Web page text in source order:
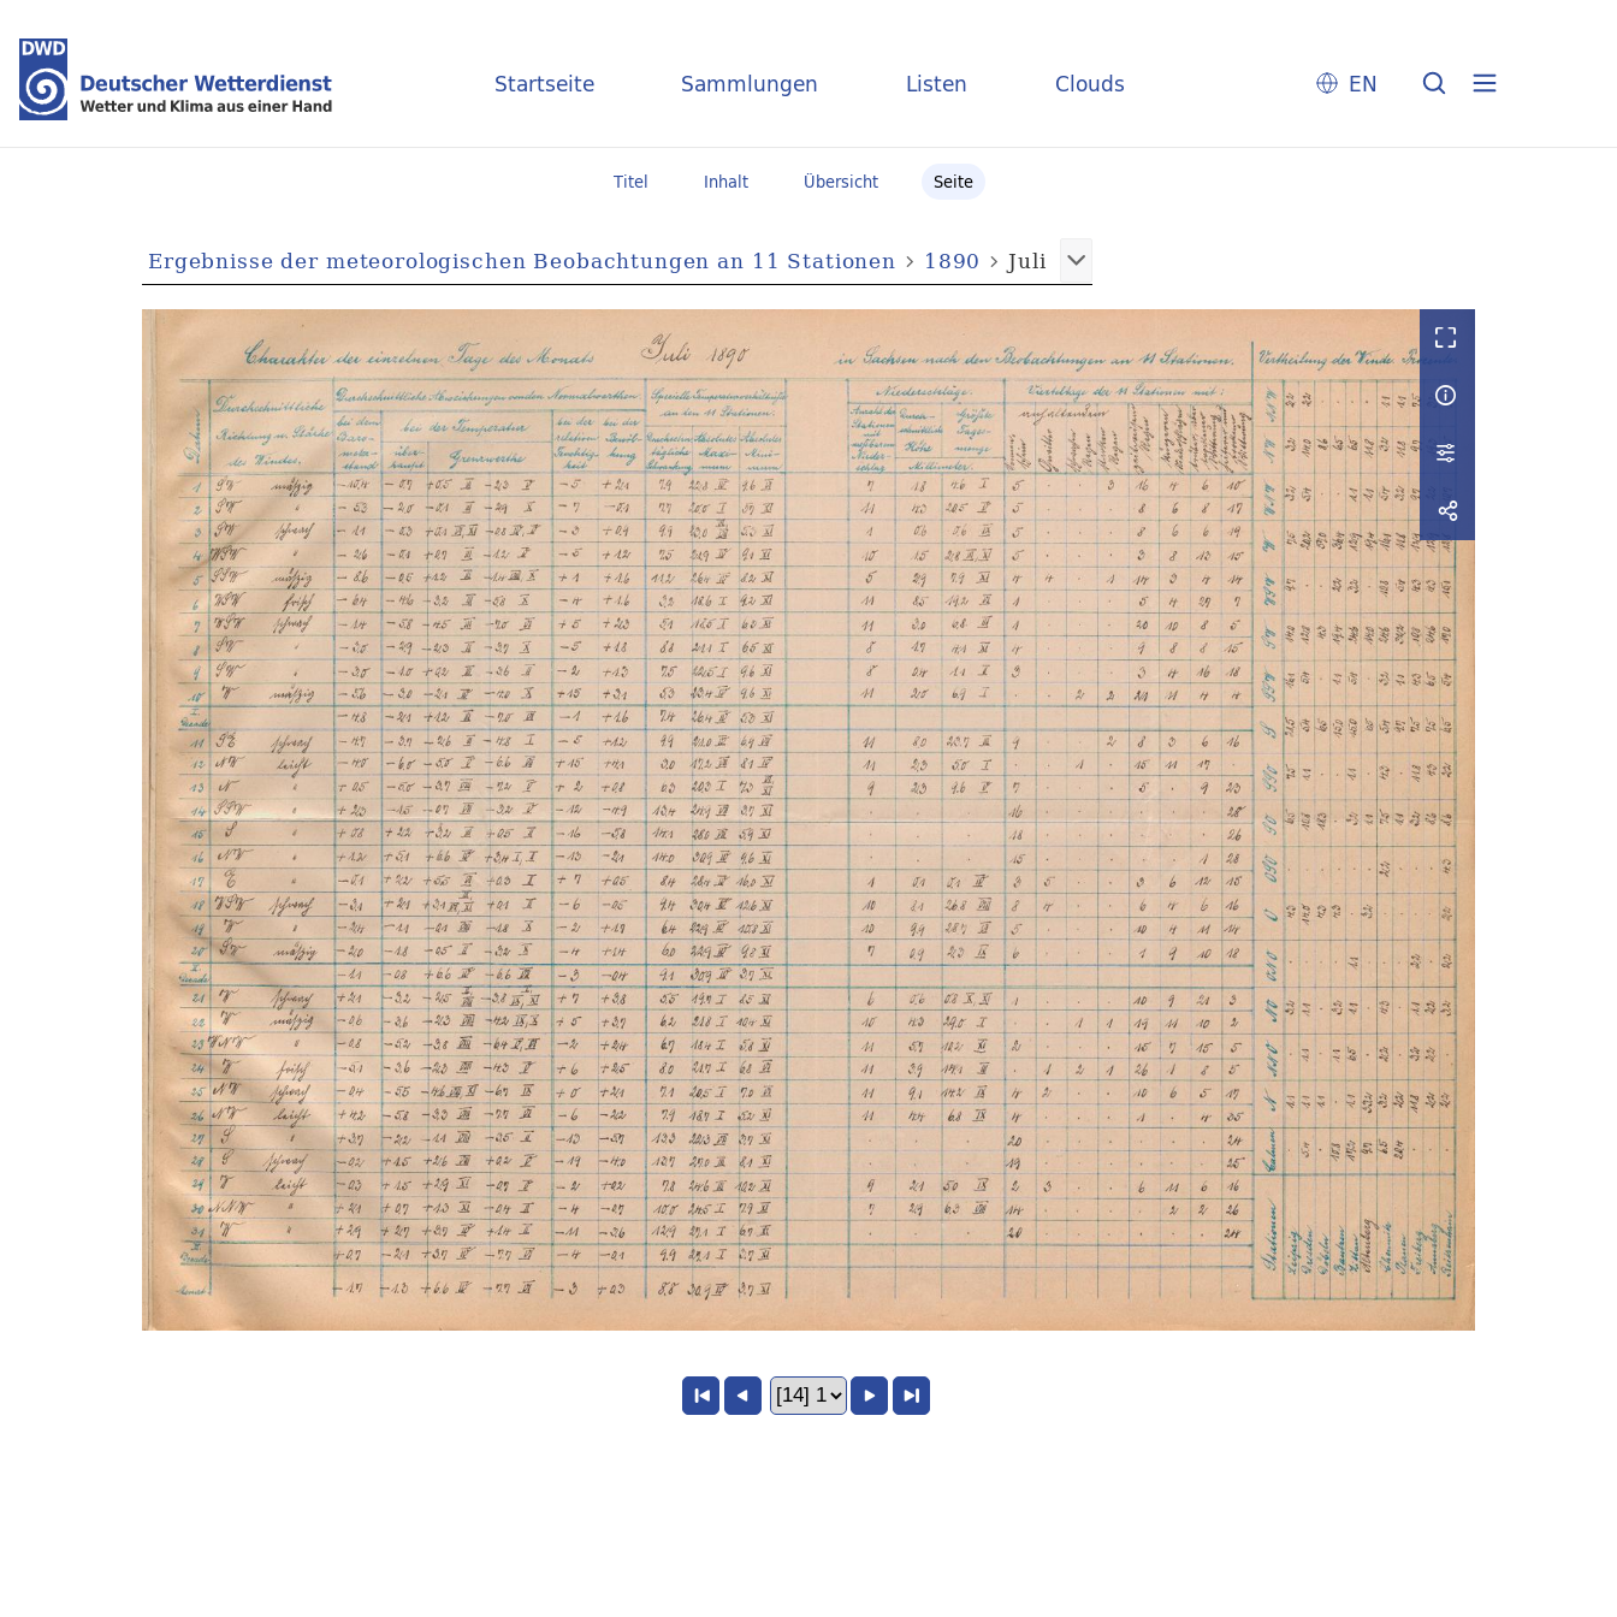
Startseite Sammlungen Listen Clouds EN
Titel Inhalt Übersicht Seite
Ergebnisse der meteorologischen Beobachtungen an 11 Stationen 1890 Juli